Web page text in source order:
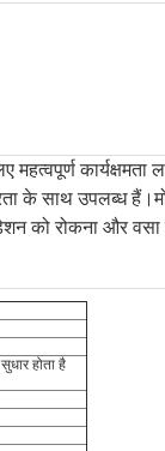
कार्यक्षमता
के साथ उपलब्ध
को रोकना और
होता है